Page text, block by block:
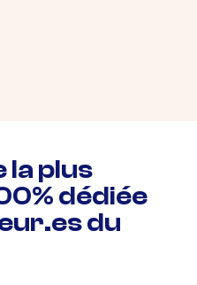
la plus
dédiée
du